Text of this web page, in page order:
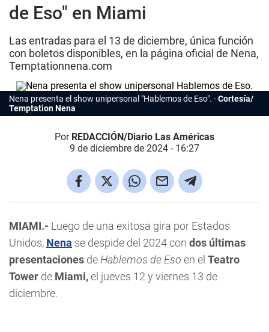
de Eso" en Miami
Las entradas para el 13 de diciembre, única función
con boletos disponibles, en la página oficial de Nena,
Temptationnena.com
Nena presenta el show unipersonal "Hablemos de Eso".
Cortesía/
Temptation Nena
Por REDACCIÓN/Diario Las Américas
9 de diciembre de 2024 - 16:27
MIAMI.- Luego de una exitosa gira por Estados
Unidos, Nena se despide del 2024con dos últimas
presentaciones de Hablemos de Eso en el Teatro
Tower de Miami,el jueves 12 y viernes 13 de
diciembre.